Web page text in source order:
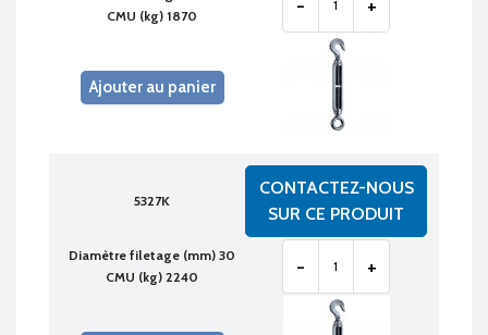
CMU (kg) 1870
- +
Ajouter au panier
5327K
Diamètre filetage (mm) 30
CMU (kg) 2240
CONTACTEZ-NOUS
SUR CE PRODUIT
- +